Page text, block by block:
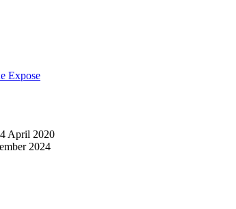
Expose
April 2020
2024